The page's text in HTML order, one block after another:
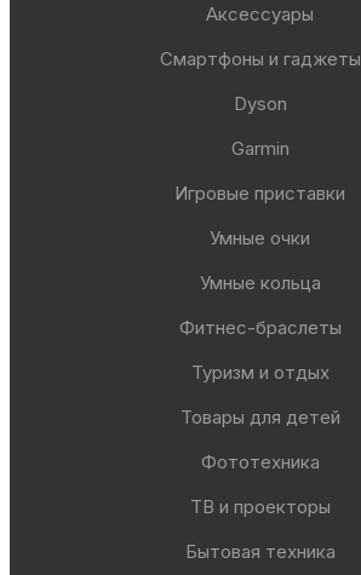
Аксессуары
Смартфоны и гаджеты
Dyson
Garmin
Игровые приставки
Умные очки
Умные кольца
Фитнес-браслеты
Туризм и отдых
Товары для детей
Фототехника
ТВ и проекторы
Бытовая техника